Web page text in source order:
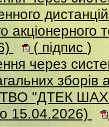
( підпис )
через
"ДТЕК
15.04.2026)